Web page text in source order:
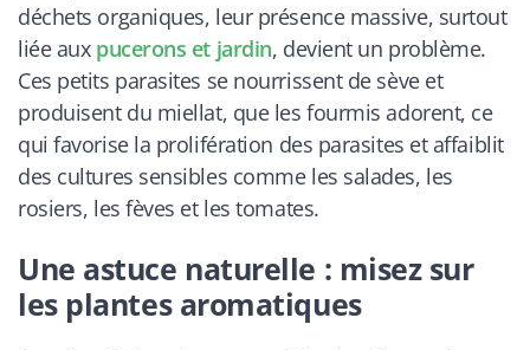
déchets organiques, leur présence massive, surtout
liée aux pucerons et jardin, devient un problème.
Ces petits parasites se nourrissent de sève et
produisent du miellat, que les fourmis adorent, ce
qui favorise la prolifération des parasites et affaiblit
des cultures sensibles comme les salades, les
rosiers, les fèves et les tomates.
Une astuce naturelle : misez sur
les plantes aromatiques